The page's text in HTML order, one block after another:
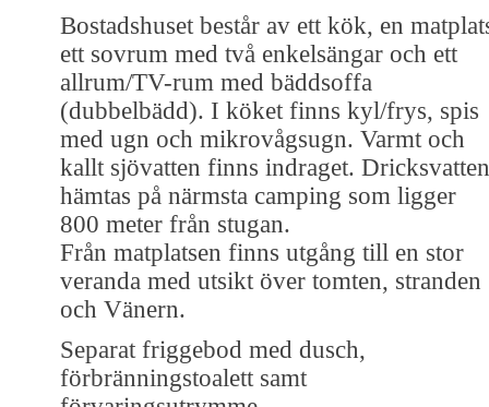
Bostadshuset består av ett kök, en
ett sovrum med två enkelsängar och ett
allrum/TV-rum med bäddsoffa
(dubbelbädd). I köket finns kyl/frys, spis
med ugn och mikrovågsugn. Varmt och
kallt sjövatten finns indraget. Dricksvatten
hämtas på närmsta camping som ligger
800 meter från stugan.
Från matplatsen finns utgång till en stor
veranda med utsikt över tomten, stranden
och Vänern.
Separat friggebod med dusch,
förbränningstoalett samt